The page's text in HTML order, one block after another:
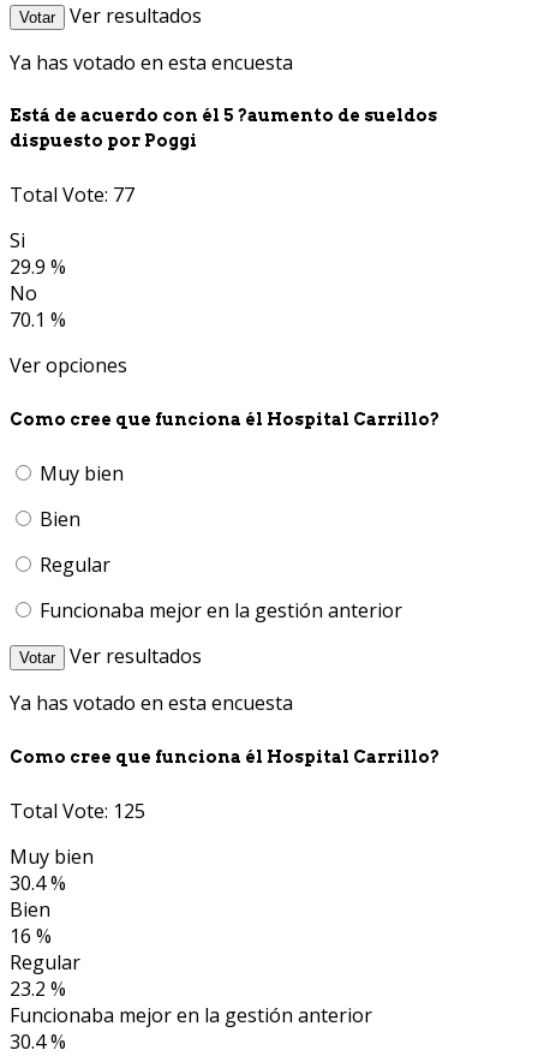
Votar
Ver resultados
Ya has votado en esta encuesta
Está de acuerdo con él 5 ?aumento de sueldos
dispuesto por Poggi
Total Vote: 77
Si
29.9 %
No
70.1 %
Ver opciones
Como cree que funciona él Hospital Carrillo?
Muy bien
Bien
Regular
Funcionaba mejor en la gestión anterior
Votar
Ver resultados
Ya has votado en esta encuesta
Como cree que funciona él Hospital Carrillo?
Total Vote: 125
Muy bien
30.4 %
Bien
16 %
Regular
23.2 %
Funcionaba mejor en la gestión anterior
30.4 %